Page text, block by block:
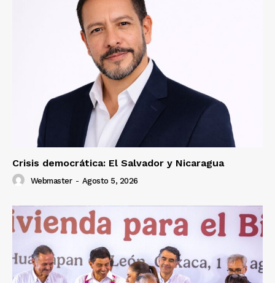
Crisis democrática: El Salvador y Nicaragua
Webmaster - Agosto 5, 2026